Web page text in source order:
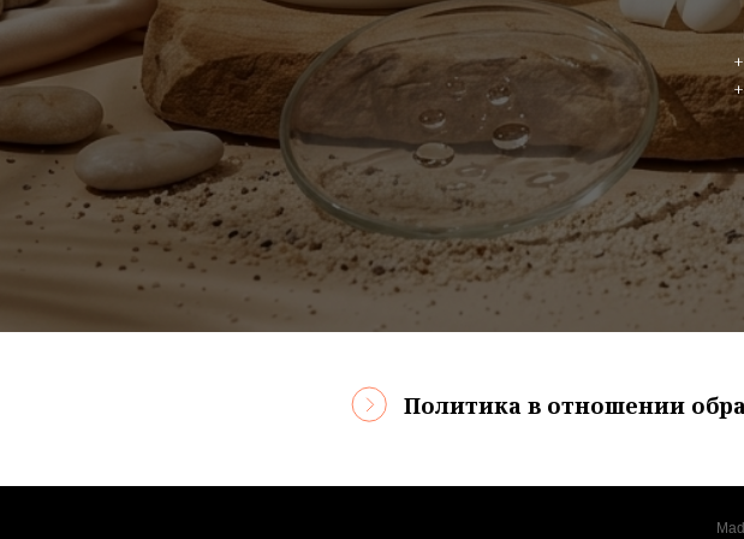
Политика в отношении